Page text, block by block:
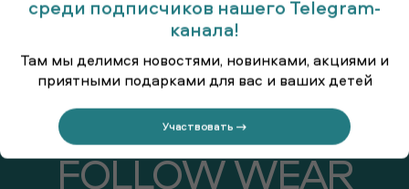
Брюки трикотажные
FOLLOW WEAR
среди подписчиков нашего Telegram-
канала!
Там мы делимся новостями, новинками, акциями и
приятными подарками для вас и ваших детей
Участвовать →